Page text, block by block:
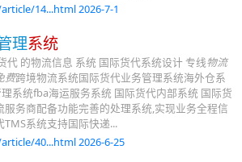
14...html 2026-7-1
理系统
代 的物流信息 系统 国际货代系统设计 专线物流
费跨境物流系统国际货代业务管理系统海外仓系
系统fba海运服务系统 国际货代内部系统 国际货
服务商配备功能完善的处理系统,实现业务全程信
系统支持国际快递...
40...html 2026-6-25